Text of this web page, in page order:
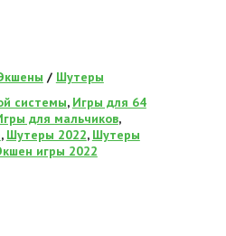
/ Шутеры
системы, Игры для 64
для мальчиков,
, Шутеры 2022, Шутеры
игры 2022